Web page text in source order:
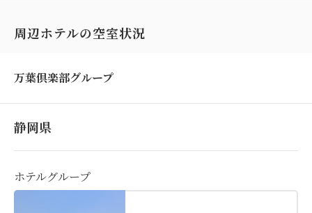
おすすめ
周辺ホテルの空室状況
万葉倶楽部グループ
静岡県
ホテルグループ